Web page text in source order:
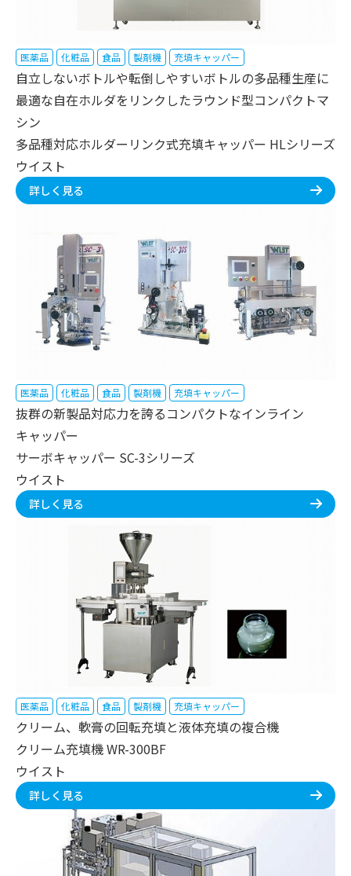
医薬品 化粧品 食品 製剤機 充填キャッパー
自立しないボトルや転倒しやすいボトルの多品種生産に
最適な自在ホルダをリンクしたラウンド型コンパクトマ
シン
多品種対応ホルダーリンク式充填キャッパー HLシリーズ
ウイスト
詳しく見る
医薬品 化粧品 食品 製剤機 充填キャッパー
抜群の新製品対応力を誇るコンパクトなインライン
キャッパー
サーボキャッパー SC-3シリーズ
ウイスト
詳しく見る
医薬品 化粧品 食品 製剤機 充填キャッパー
クリーム、軟膏の回転充填と液体充填の複合機
クリーム充填機 WR-300BF
ウイスト
詳しく見る